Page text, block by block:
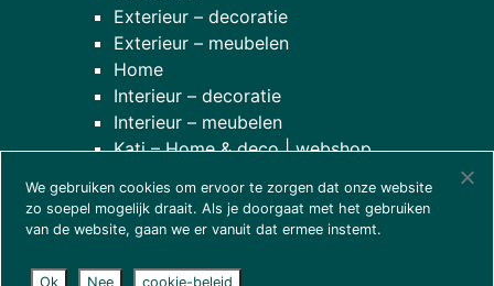
Exterieur – decoratie
Exterieur – meubelen
Home
Interieur – decoratie
Interieur – meubelen
Kati – Home & deco | webshop
over onze winkel
We gebruiken cookies om ervoor te zorgen dat onze website
zo soepel mogelijk draait. Als je doorgaat met het gebruiken
van de website, gaan we er vanuit dat ermee instemt.
Ok Nee cookie-beleid